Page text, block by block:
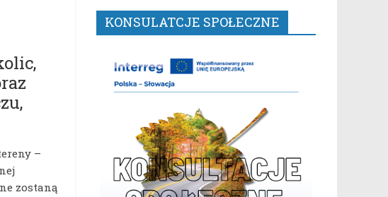
–
zostaną
KONSULATCJE SPOŁECZNE